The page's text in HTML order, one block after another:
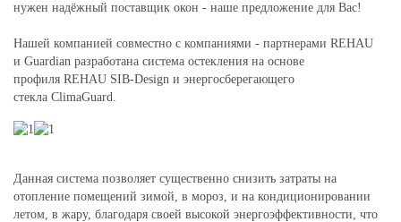
нужен надёжный поставщик окон - наше предложение для Вас!
Нашей компанией совместно с компаниями - партнерами REHAU
и Guardian разработана система остекления на основе
профиля REHAU SIB-Design и энергосберегающего
стекла ClimaGuard.
Данная система позволяет существенно снизить затраты на
отопление помещений зимой, в мороз, и на кондиционировании
летом, в жару, благодаря своей высокой энергоэффективности, что